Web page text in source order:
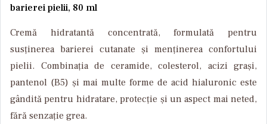
barierei pielii, 80 ml
Cremă hidratantă concentrată, formulată pentru
susținerea barierei cutanate și menținerea confortului
pielii. Combinația de ceramide, colesterol, acizi grași,
pantenol (B5) și mai multe forme de acid hialuronic este
gândită pentru hidratare, protecție și un aspect mai neted,
fără senzație grea.